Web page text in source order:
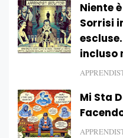
Niente
Sorrisi
incluso
Mi Sta